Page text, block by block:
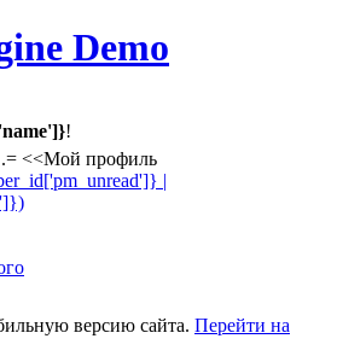
Demo
!
<<Мой профиль
|
версию сайта. Перейти на